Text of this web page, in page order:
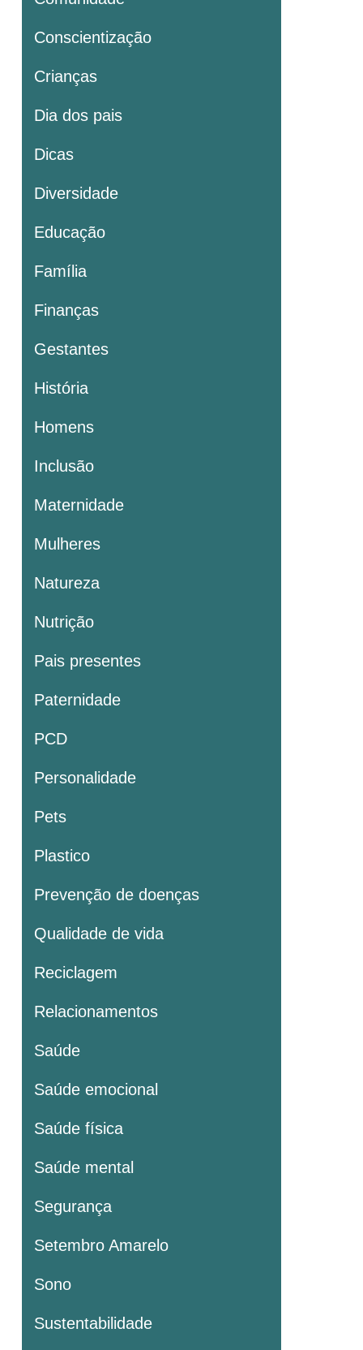
Conscientização
Crianças
Dia dos pais
Dicas
Diversidade
Educação
Família
Finanças
Gestantes
História
Homens
Inclusão
Maternidade
Mulheres
Natureza
Nutrição
Pais presentes
Paternidade
PCD
Personalidade
Pets
Plastico
Prevenção de doenças
Qualidade de vida
Reciclagem
Relacionamentos
Saúde
Saúde emocional
Saúde física
Saúde mental
Segurança
Setembro Amarelo
Sono
Sustentabilidade